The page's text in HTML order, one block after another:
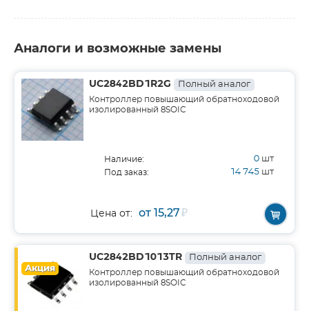
Аналоги и возможные замены
UC2842BD1R2G Полный аналог
Контроллер повышающий обратноходовой
изолированный 8SOIC
Наличие: 0 шт
Под заказ: 14 745 шт
Цена от: от 15,27₽
Акция
UC2842BD1013TR Полный аналог
Контроллер повышающий обратноходовой
изолированный 8SOIC